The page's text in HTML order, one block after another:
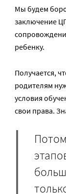
Мы будем
заключение
ребенку.
Получается,
родителям
условия
свои права.